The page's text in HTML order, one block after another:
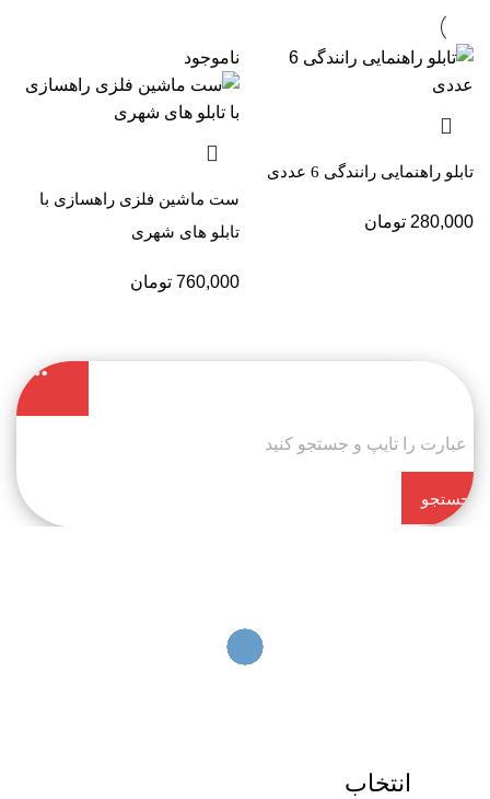
جستجو
انتخاب
تابلو راهنمایی رانندگی 6 عددی
280,000 تومان
ناموجود
ست ماشین فلزی راهسازی با
تابلو های شهری
760,000 تومان